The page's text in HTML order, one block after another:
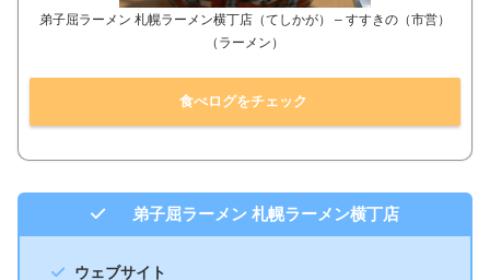
弟子屈ラーメン 札幌ラーメン横丁店（てしかが） – すすきの（市営）
（ラーメン）
食べログをチェック
弟子屈ラーメン 札幌ラーメン横丁店
ウェブサイト